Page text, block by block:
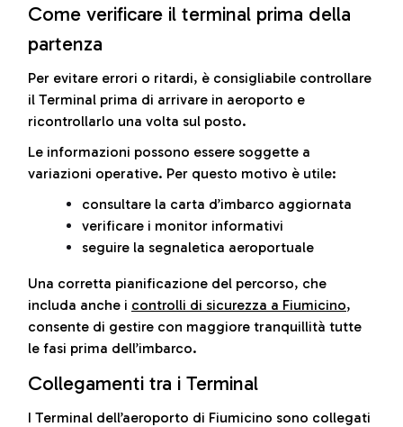
Come verificare il terminal prima della
partenza
Per evitare errori o ritardi, è consigliabile controllare
il Terminal prima di arrivare in aeroporto e
ricontrollarlo una volta sul posto.
Le informazioni possono essere soggette a
variazioni operative. Per questo motivo è utile:
consultare la carta d’imbarco aggiornata
verificare i monitor informativi
seguire la segnaletica aeroportuale
Una corretta pianificazione del percorso, che
includa anche i controlli di sicurezza a Fiumicino,
consente di gestire con maggiore tranquillità tutte
le fasi prima dell’imbarco.
Collegamenti tra i Terminal
I Terminal dell’aeroporto di Fiumicino sono collegati